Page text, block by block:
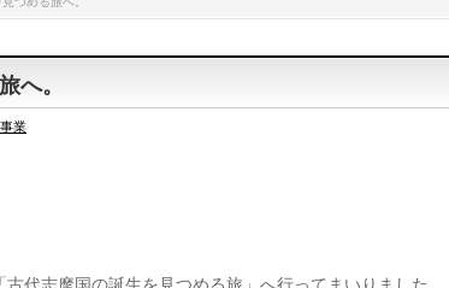
へ。
業